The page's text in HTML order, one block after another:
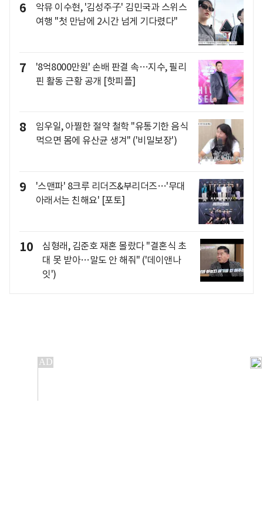
6
악뮤 이수현, '김성주子' 김민국과 스위스
여행 "첫 만남에 2시간 넘게 기다렸다"
7
'8억8000만원' 손배 판결 속…지수, 필리
핀 활동 근황 공개 [핫피플]
8
임우일, 아찔한 절약 철학 "유통기한 음식
먹으면 몸에 유산균 생겨" ('비밀보장')
9
'스맨파' 8크루 리더즈&부리더즈…'무대
아래서는 친해요' [포토]
10
심형래, 김준호 재혼 몰랐다 "결혼식 초
대 못 받아…말도 안 해줘" ('데이앤나
잇')